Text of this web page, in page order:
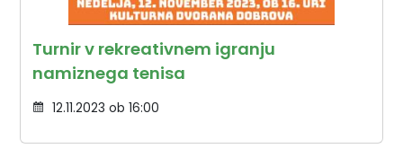
Turnir v rekreativnem igranju
namiznega tenisa
12.11.2023 ob 16:00